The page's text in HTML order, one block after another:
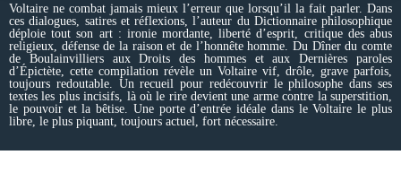
Voltaire ne combat jamais mieux l’erreur que lorsqu’il la fait parler. Dans
ces dialogues, satires et réflexions, l’auteur du Dictionnaire philosophique
déploie tout son art : ironie mordante, liberté d’esprit, critique des abus
religieux, défense de la raison et de l’honnête homme. Du Dîner du comte
de Boulainvilliers aux Droits des hommes et aux Dernières paroles
d’Épictète, cette compilation révèle un Voltaire vif, drôle, grave parfois,
toujours redoutable. Un recueil pour redécouvrir le philosophe dans ses
textes les plus incisifs, là où le rire devient une arme contre la superstition,
le pouvoir et la bêtise. Une porte d’entrée idéale dans le Voltaire le plus
libre, le plus piquant, toujours actuel, fort nécessaire.